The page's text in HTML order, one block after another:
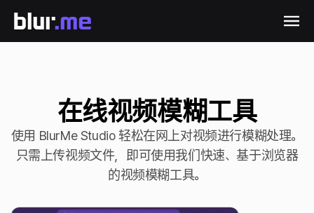
在线视频模糊工具
使用 BlurMe Studio 轻松在网上对视频进行模糊处理。
只需上传视频文件，即可使用我们快速、基于浏览器
的视频模糊工具。